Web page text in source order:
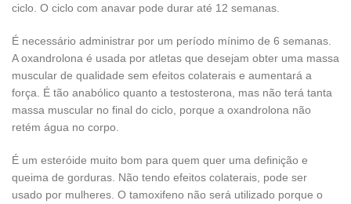
ciclo. O ciclo com anavar pode durar até 12 semanas.
É necessário administrar por um período mínimo de 6 semanas.
A oxandrolona é usada por atletas que desejam obter uma massa
muscular de qualidade sem efeitos colaterais e aumentará a
força. É tão anabólico quanto a testosterona, mas não terá tanta
massa muscular no final do ciclo, porque a oxandrolona não
retém água no corpo.
É um esteróide muito bom para quem quer uma definição e
queima de gorduras. Não tendo efeitos colaterais, pode ser
usado por mulheres. O tamoxifeno não será utilizado porque o